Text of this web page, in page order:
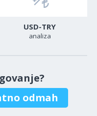
USD-TRY
analiza
odmah